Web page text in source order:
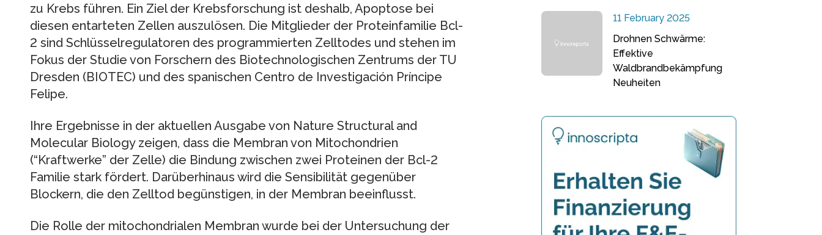
zu Krebs führen. Ein Ziel der Krebsforschung ist deshalb, Apoptose bei
diesen entarteten Zellen auszulösen. Die Mitglieder der Proteinfamilie Bcl-
2 sind Schlüsselregulatoren des programmierten Zelltodes und stehen im
Fokus der Studie von Forschern des Biotechnologischen Zentrums der TU
Dresden (BIOTEC) und des spanischen Centro de Investigación Príncipe
Felipe.
Ihre Ergebnisse in der aktuellen Ausgabe von Nature Structural and
Molecular Biology zeigen, dass die Membran von Mitochondrien
(“Kraftwerke” der Zelle) die Bindung zwischen zwei Proteinen der Bcl-2
Familie stark fördert. Darüberhinaus wird die Sensibilität gegenüber
Blockern, die den Zelltod begünstigen, in der Membran beeinflusst.
Die Rolle der mitochondrialen Membran wurde bei der Untersuchung der
11 February 2025
Drohnen Schwärme:
Effektive
Waldbrandbekämpfung
Neuheiten